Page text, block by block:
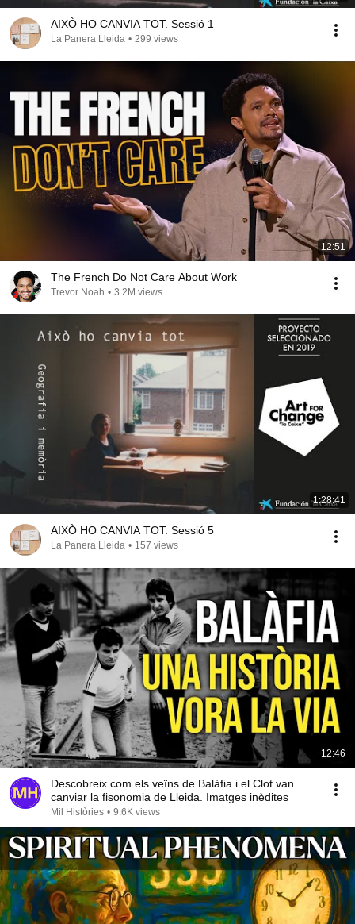
AIXÒ HO CANVIA TOT. Sessió 1
La Panera Lleida • 299 views
12:51
The French Do Not Care About Work
Trevor Noah • 3.2M views
1:28:41
AIXÒ HO CANVIA TOT. Sessió 5
La Panera Lleida • 157 views
12:46
Descobreix com els veïns de Balàfia i el Clot van
canviar la fisonomia de Lleida. Imatges inèdites
Mil Històries • 9.6K views